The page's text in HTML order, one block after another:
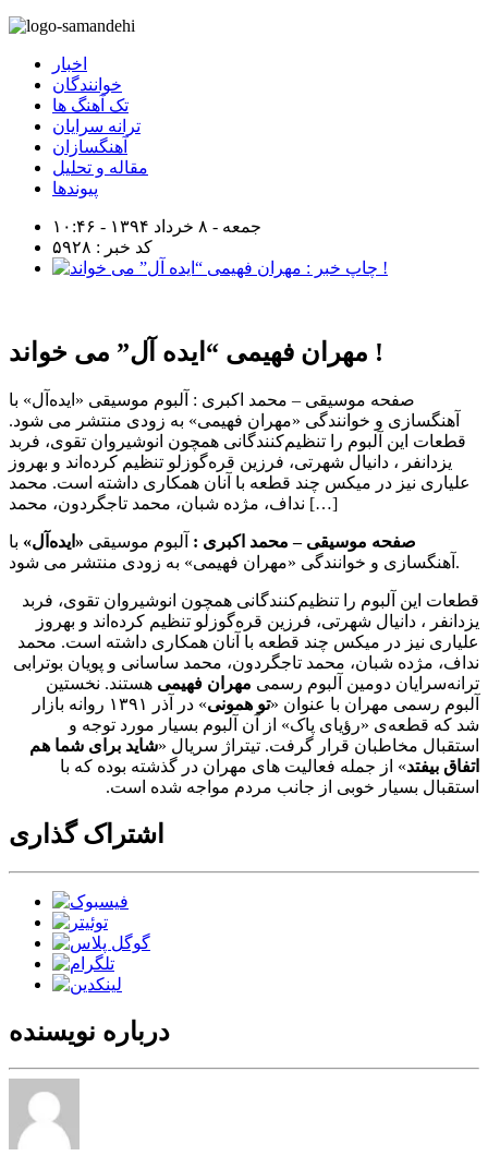
اخبار
خوانندگان
تک آهنگ ها
ترانه سرایان
آهنگسازان
مقاله و تحلیل
پیوندها
جمعه - ۸ خرداد ۱۳۹۴ - ۱۰:۴۶
کد خبر : ۵۹۲۸
مهران فهیمی “ایده آل” می خواند !
صفحه موسیقی – محمد اکبری : آلبوم موسیقی «ایده‌آل» با
آهنگسازی و خوانندگی «مهران فهیمی» به زودی منتشر می شود.
قطعات این آلبوم را تنظیم‌کنندگانی همچون انوشیروان تقوی، فربد
یزدانفر ، دانیال شهرتی، فرزین قره‌گوزلو تنظیم کرده‌اند و بهروز
علیاری نیز در میکس چند قطعه با آنان همکاری داشته است. محمد
نداف، مژده شبان، محمد تاجگردون، محمد […]
صفحه موسیقی – محمد اکبری : آلبوم موسیقی «ایده‌آل» با
آهنگسازی و خوانندگی «مهران فهیمی» به زودی منتشر می شود.
قطعات این آلبوم را تنظیم‌کنندگانی همچون انوشیروان تقوی، فربد
یزدانفر ، دانیال شهرتی، فرزین قره‌گوزلو تنظیم کرده‌اند و بهروز
علیاری نیز در میکس چند قطعه با آنان همکاری داشته است. محمد
نداف، مژده شبان، محمد تاجگردون، محمد ساسانی و پویان بوترابی
ترانه‌سرایان دومین آلبوم رسمی مهران فهیمی هستند. نخستین
آلبوم رسمی مهران با عنوان «تو همونی
» در آذر ۱۳۹۱ روانه بازار
شد که قطعه‌ی «رؤیای پاک» از آن آلبوم بسیار مورد توجه و
استقبال مخاطبان قرار گرفت. تیتراژ سریال «شاید برای شما هم
اتفاق بیفتد» از جمله فعالیت های مهران در گذشته بوده که با
استقبال بسیار خوبی از جانب مردم مواجه شده است.
اشتراک گذاری
درباره نویسنده